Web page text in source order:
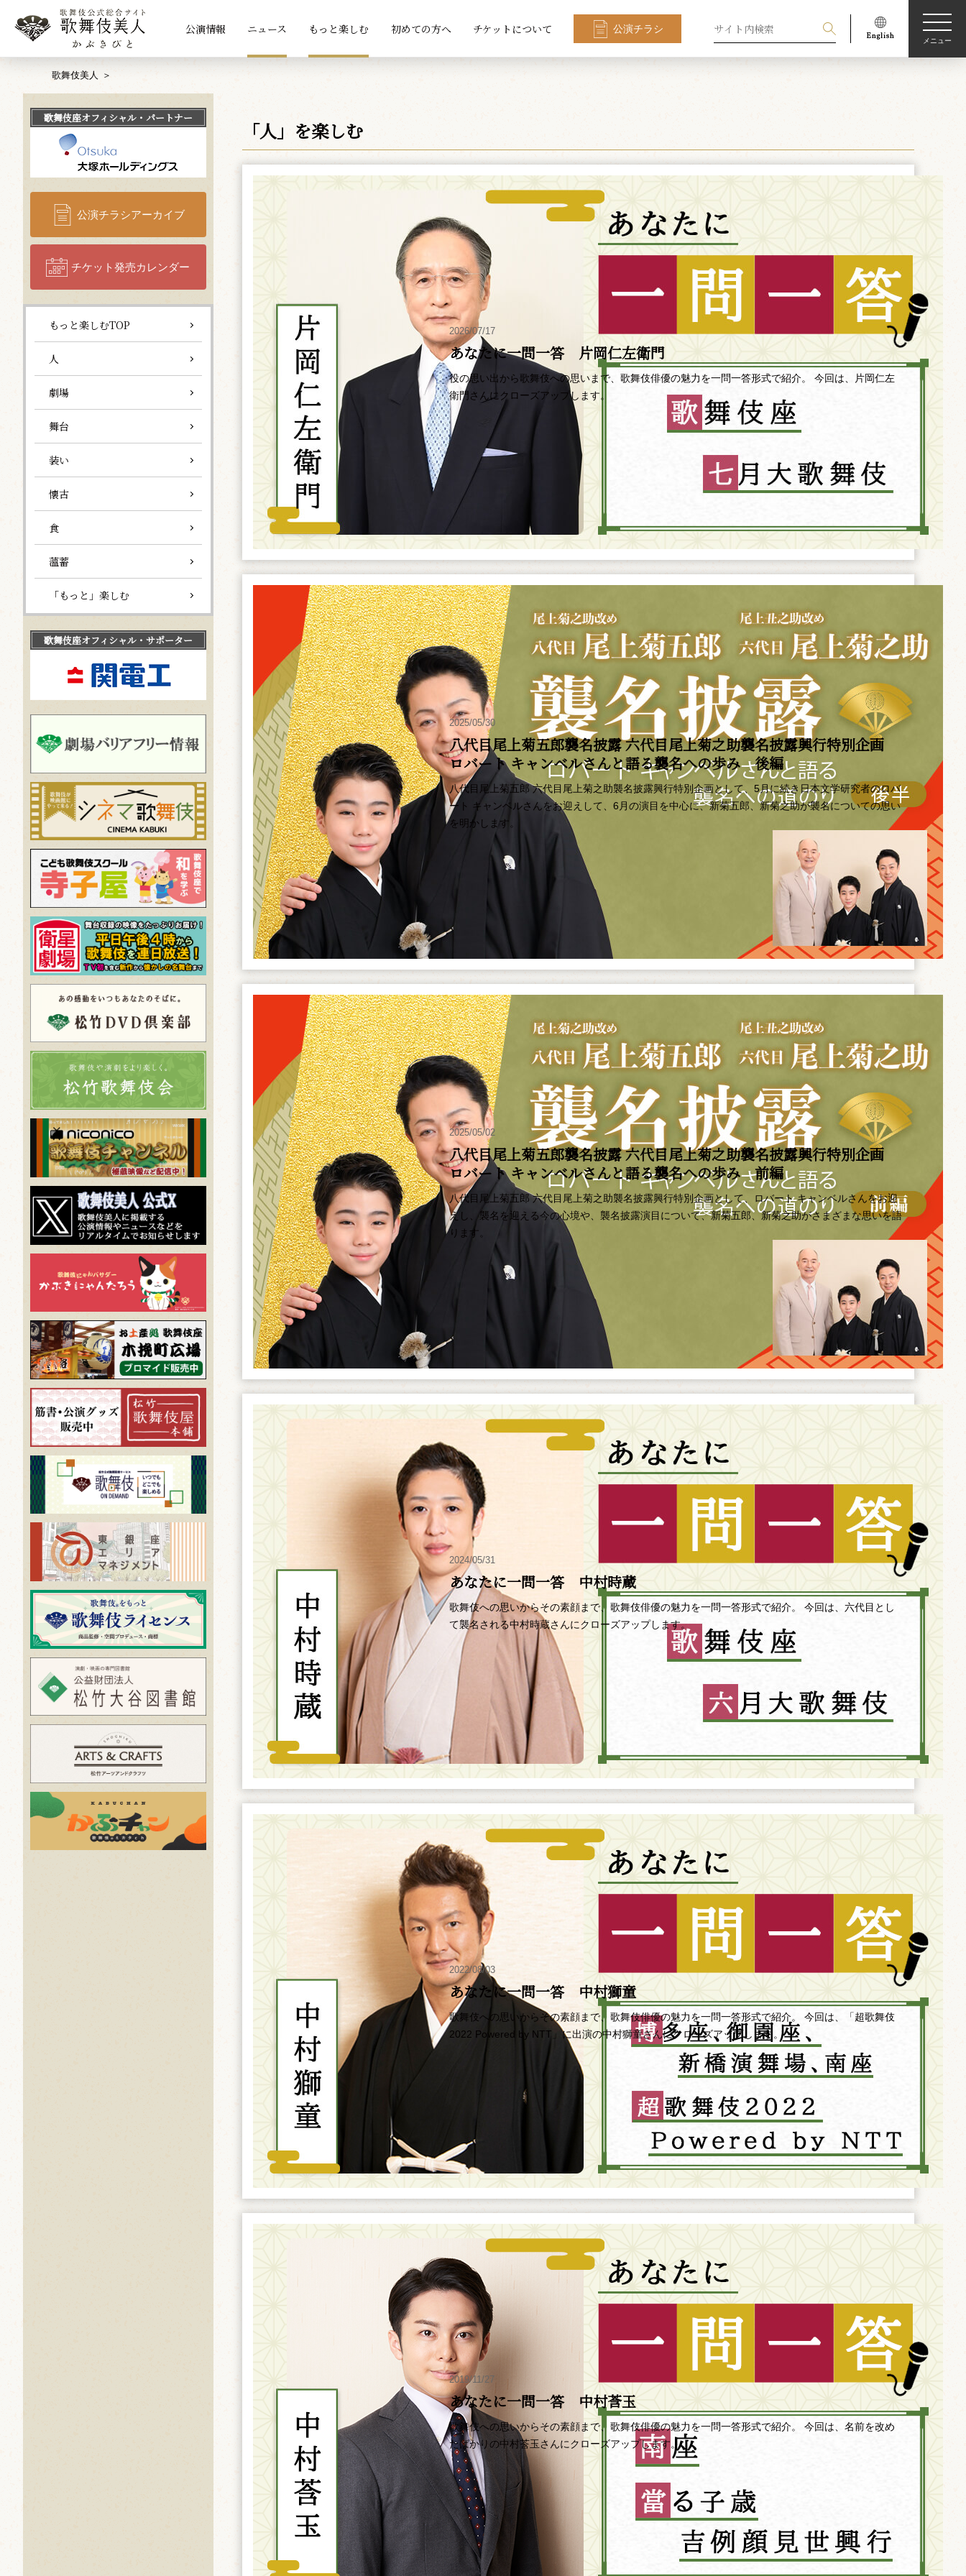
公演情報 ニュース もっと楽しむ 初めての方へ チケットについて 公演チラシ
メニュー
歌舞伎美人
「人」を楽しむ
2026/07/17
あなたに一問一答 片岡仁左衛門
役の思い出から歌舞伎への思いまで、歌舞伎俳優の魅力を一問一答形式で紹介。 今回は、片岡仁左
衛門さんにクローズアップします。
2025/05/30
八代目尾上菊五郎襲名披露 六代目尾上菊之助襲名披露興行特別企画 ――
ロバート キャンベルさんと語る襲名への歩み 後編
八代目尾上菊五郎 六代目尾上菊之助襲名披露興行特別企画として、5月に続き日本文学研究者のロバ
ート キャンベルさんをお迎えして、6月の演目を中心に、新菊五郎、新菊之助が襲名についての思い
を明かします。
2025/05/02
八代目尾上菊五郎襲名披露 六代目尾上菊之助襲名披露興行特別企画 ――
ロバート キャンベルさんと語る襲名への歩み 前編
八代目尾上菊五郎 六代目尾上菊之助襲名披露興行特別企画として、ロバート キャンベルさんをお迎
えし、襲名を迎える今の心境や、襲名披露演目について、新菊五郎、新菊之助がさまざまな思いを語
ります。
2024/05/31
あなたに一問一答 中村時蔵
歌舞伎への思いからその素顔まで、歌舞伎俳優の魅力を一問一答形式で紹介。 今回は、六代目とし
て襲名される中村時蔵さんにクローズアップします。
2022/08/03
あなたに一問一答 中村獅童
歌舞伎への思いからその素顔まで、歌舞伎俳優の魅力を一問一答形式で紹介。 今回は、「超歌舞伎
2022 Powered by NTT」に出演の中村獅童さんにクローズアップします。
2019/11/27
あなたに一問一答 中村莟玉
歌舞伎への思いからその素顔まで、歌舞伎俳優の魅力を一問一答形式で紹介。 今回は、名前を改め
たばかりの中村莟玉さんにクローズアップします。
歌舞伎座オフィシャル・パートナー
公演チラシアーカイブ
チケット発売カレンダー
もっと楽しむTOP
人
劇場
舞台
装い
懐古
食
薀蓄
「もっと」楽しむ
歌舞伎座オフィシャル・サポーター